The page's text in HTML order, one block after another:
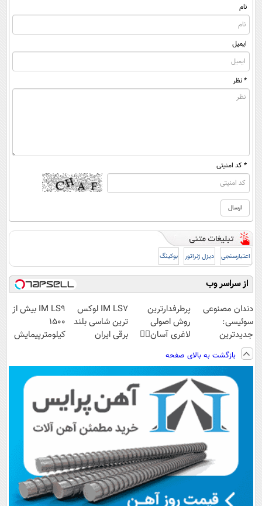
نام
ایمیل
* نظر
* کد امنیتی
اعتبارسنجی دیزل ژنراتور بوکینگ
از سراسر وب
دندان مصنوعی
سوئیسی:
جدیدترین
فناوری اروپا،
سبک و مقاوم |
پرداخت قسطی
پرطرفدارترین
روش اصولی
لاغری آسان👈🏻
گیاهی(تخفیف
فقط امروز)
IM LS7 لوکس
ترین شاسی بلند
برقی ایران
IM LS9 بیش از
1500
کیلومترپیمایش
بازگشت به بالای صفحه